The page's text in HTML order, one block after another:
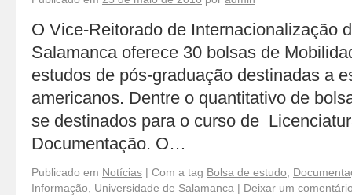
O Vice-Reitorado de Internacionalização
Salamanca oferece 30 bolsas de
estudos de pós-graduação destinadas a
americanos. Dentre o quantitativo de
se destinados para o curso de
Documentação. O…
Publicado em Notícias | Com a tag Bolsa de estudo
Informação
Universidade de Salamanca | Deixar um